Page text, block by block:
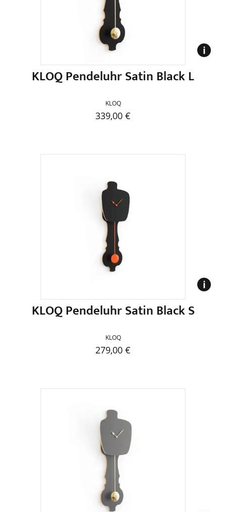
auf
der
Produktseite
gewählt
werden
KLOQ Pendeluhr Satin Black L
KLOQ
339,00 €
weist
Varianten
auf.
Die
Optionen
können
auf
der
Produktseite
werden
KLOQ Pendeluhr Satin Black S
KLOQ
279,00 €
weist
Varianten
auf.
Die
Optionen
können
auf
der
Produktseite